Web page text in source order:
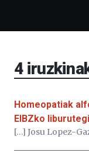
4
Homeopatiak
EIBZko
[…] Josu Lopez-